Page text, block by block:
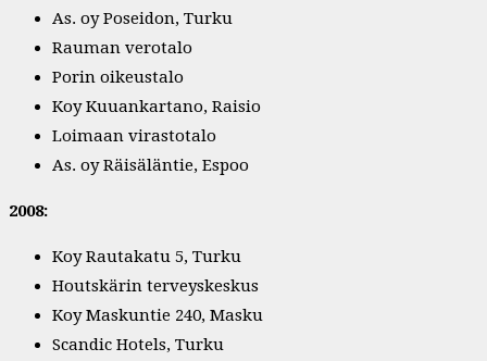
As. oy Poseidon, Turku
Rauman verotalo
Porin oikeustalo
Koy Kuuankartano, Raisio
Loimaan virastotalo
As. oy Räisäläntie, Espoo
2008:
Koy Rautakatu 5, Turku
Houtskärin terveyskeskus
Koy Maskuntie 240, Masku
Scandic Hotels, Turku